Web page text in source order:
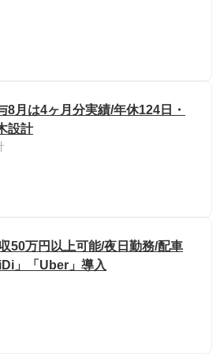
8月は4ヶ月分実績/年休124日・
設計
50万円以上可能/夜日勤務/配車
」「Uber」導入